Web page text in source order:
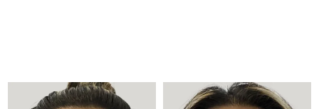
日本 预计送达日期8/12/26